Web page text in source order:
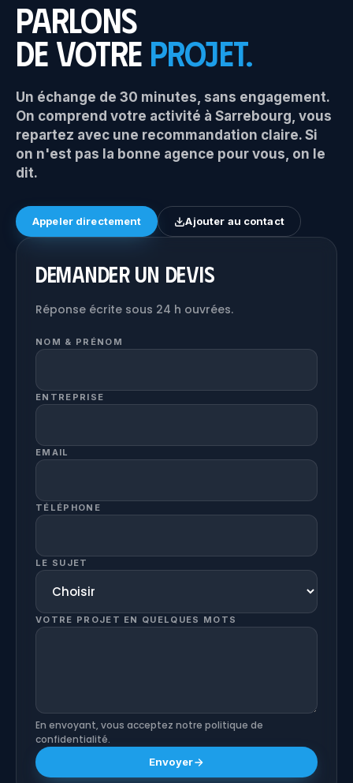
Parlons
de votre projet.
Un échange de 30 minutes, sans engagement.
On comprend votre activité à Sarrebourg, vous
repartez avec une recommandation claire. Si
on n'est pas la bonne agence pour vous, on le
dit.
Appeler directement Ajouter au contact
Demander un devis
Réponse écrite sous 24 h ouvrées.
NOM & PRÉNOM
ENTREPRISE
EMAIL
TÉLÉPHONE
LE SUJET
VOTRE PROJET EN QUELQUES MOTS
En envoyant, vous acceptez notre politique de
confidentialité.
Envoyer